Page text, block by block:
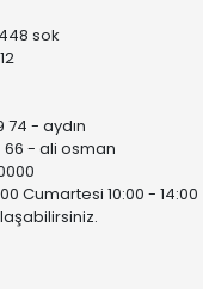
sok
74 - aydın
66 - ali osman
Cumartesi 10:00 - 14:00